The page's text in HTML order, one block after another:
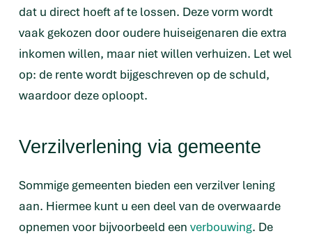
dat u direct hoeft af te lossen. Deze vorm wordt
vaak gekozen door oudere huiseigenaren die extra
inkomen willen, maar niet willen verhuizen. Let wel
op: de rente wordt bijgeschreven op de schuld,
waardoor deze oploopt.
Verzilverlening via gemeente
Sommige gemeenten bieden een verzilver lening
aan. Hiermee kunt u een deel van de overwaarde
opnemen voor bijvoorbeeld een verbouwing. De